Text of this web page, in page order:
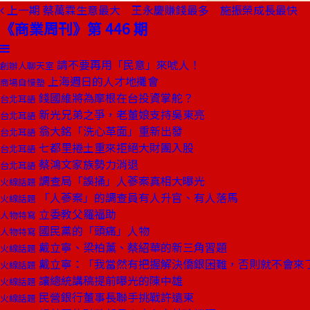
上一期 蔡萬霖生意最大 王永慶賺錢最多 施振榮成長最快
《商業周刊》第 446 期
創辦人聊天室 請不要再用「民意」來唬人！
商場自慢塾 上海週日的人才地攤會
台北耳語 錢國維將為摩根在台投資掌舵？
台北耳語 新光兄弟之爭，老董娘支持吳東亮
台北耳語 翁大銘「洗心革面」重新出發
台北耳語 七都里捲土重來拒絕大財團入股
台北耳語 蔡鴻文家族勢力消退
火線話題 調查局「誤捅」人蔘案真相大曝光
火線話題 「人蔘案」的調查員有人升官、有人落馬
人物特寫 立委教父羅福助
人物特寫 國民黨的「頭痛」人物
火線話題 戴立寧、梁柏薰、蔡紹華的新三角習題
火線話題 戴立寧：「我當然有把握解決僑銀困難，否則就不會來
火線話題 讓總統講稿提前曝光的陳中雄
火線話題 民營銀行董事長聯手挑戰許遠東